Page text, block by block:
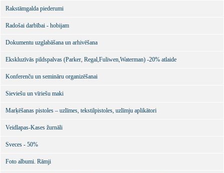
Rakstāmgalda piederumi
Radošai darbībai - hobijam
Dokumentu uzglabāšana un arhivēšana
Ekskluzīvās pildspalvas (Parker, Regal,Fuliwen,Waterman) -20% atlaide
Konferenču un semināru organizēšanai
Sieviešu un vīriešu maki
Marķēšanas pistoles – uzlīmes, tekstilpistoles, uzlīmju aplikātori
Veidlapas-Kases žurnāli
Sveces - 50%
Foto albumi. Rāmji